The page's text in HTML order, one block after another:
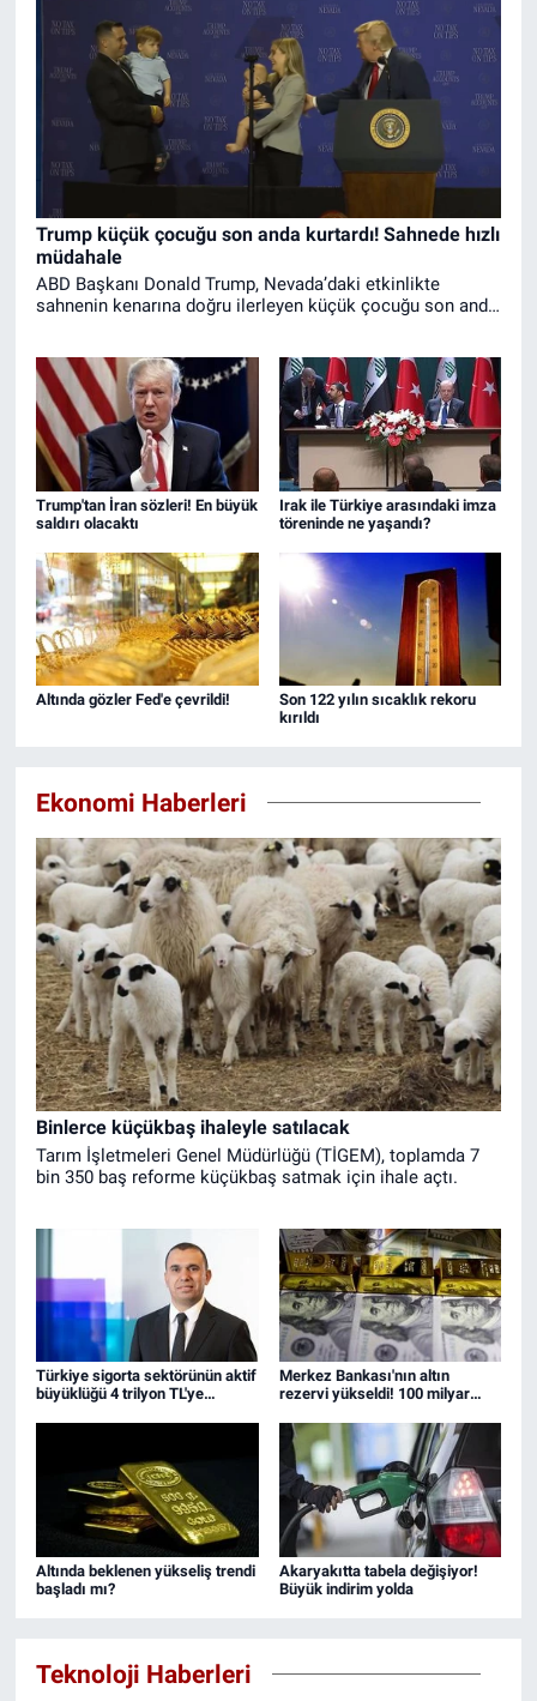
Trump küçük çocuğu son anda kurtardı! Sahnede hızlı
müdahale
ABD Başkanı Donald Trump, Nevada’daki etkinlikte
sahnenin kenarına doğru ilerleyen küçük çocuğu son anda
Trump'tan İran sözleri! En büyük
saldırı olacaktı
Irak ile Türkiye arasındaki imza
töreninde ne yaşandı?
Altında gözler Fed'e çevrildi!
Son 122 yılın sıcaklık rekoru
kırıldı
Ekonomi Haberleri
Binlerce küçükbaş ihaleyle satılacak
Tarım İşletmeleri Genel Müdürlüğü (TİGEM), toplamda 7
bin 350 baş reforme küçükbaş satmak için ihale açtı.
Türkiye sigorta sektörünün aktif
büyüklüğü 4 trilyon TL'ye
Merkez Bankası'nın altın
rezervi yükseldi! 100 milyar
Altında beklenen yükseliş trendi
başladı mı?
Akaryakıtta tabela değişiyor!
Büyük indirim yolda
Teknoloji Haberleri